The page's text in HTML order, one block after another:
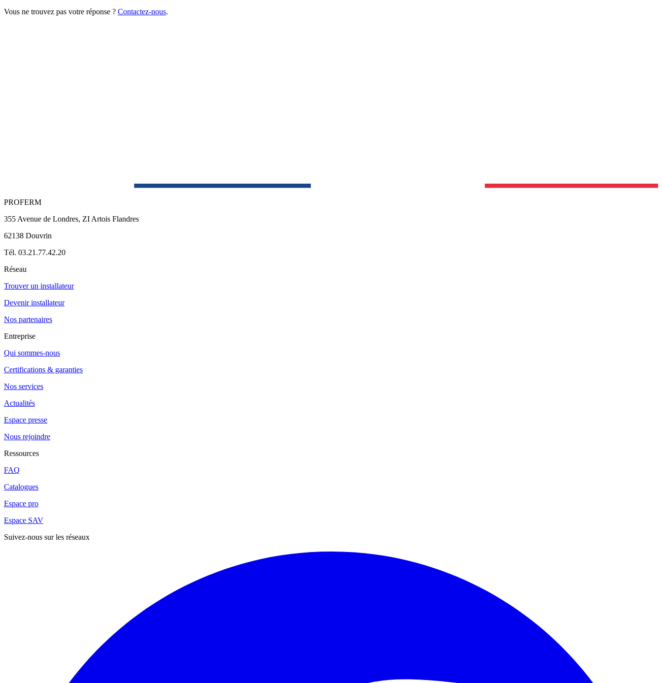
Vous ne trouvez pas votre réponse ? Contactez-nous.
PROFERM
355 Avenue de Londres, ZI Artois Flandres
62138 Douvrin
Tél. 03.21.77.42.20
Réseau
Trouver un installateur
Devenir installateur
Nos partenaires
Entreprise
Qui sommes-nous
Certifications & garanties
Nos services
Actualités
Espace presse
Nous rejoindre
Ressources
FAQ
Catalogues
Espace pro
Espace SAV
Suivez-nous sur les réseaux